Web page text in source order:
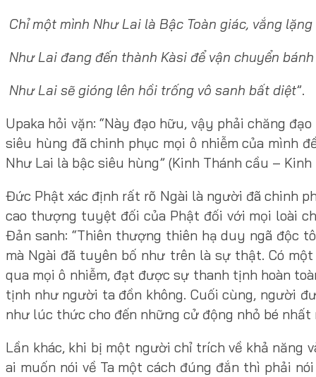
Chỉ một mình Như Lai là Bậc Toàn giác, vắng
Như Lai đang đến thành Kàsi để vận chuyển
Như Lai sẽ gióng lên hồi trống vô sanh bất diệt”.
Upaka hỏi vặn: “Này đạo hữu, vậy phải chăng
siêu hùng đã chinh phục mọi ô nhiễm của mình
Như Lai là bậc siêu hùng” (Kinh Thánh cầu – Kinh
Đức Phật xác định rất rõ Ngài là người đã chinh
cao thượng tuyệt đối của Phật đối với mọi loài
Đản sanh: “Thiên thượng thiên hạ duy ngã độc
mà Ngài đã tuyên bố như trên là sự thật. Có
qua mọi ô nhiễm, đạt được sự thanh tịnh hoàn
tịnh như người ta đồn không. Cuối cùng, người
như lúc thức cho đến những cử động nhỏ bé
Lần khác, khi bị một người chỉ trích về khả năng
ai muốn nói về Ta một cách đúng đắn thì phải